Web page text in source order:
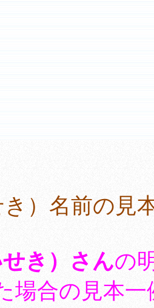
き）名前の見
き）さんの
場合の見本